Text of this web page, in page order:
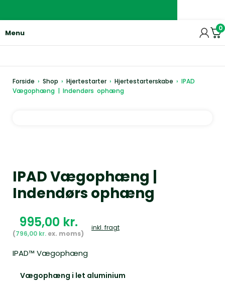
Menu 0
Forside › Shop › Hjertestarter › Hjertestarterskabe › IPAD
Vægophæng | Indendørs ophæng
IPAD Vægophæng |
Indendørs ophæng
kr.
796,00 kr.
inkl. fragt
IPAD™ Vægophæng
Vægophæng i let aluminium